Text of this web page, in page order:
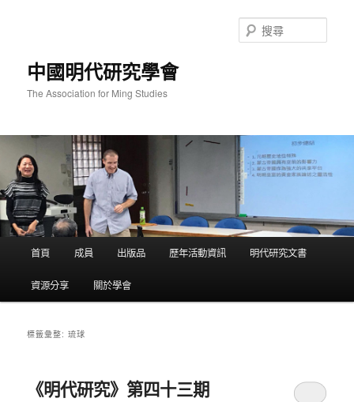
中國明代研究學會
The Association for Ming Studies
尋
首頁 成員 出版品 歷年活動資訊 明代研究文書
資源分享 關於學會
標籤彙整:琉球
《明代研究》第四十三期